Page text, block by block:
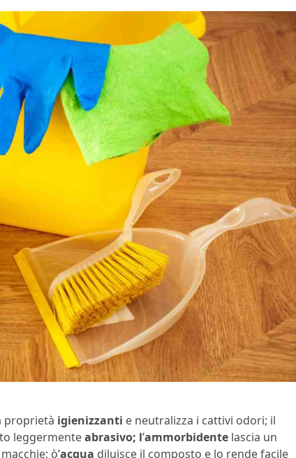
proprietà igienizzanti e neutralizza i cattivi odori; il
leggermenteabrasivo; l’ammorbidente lascia un
ò’acqua diluisce il composto e lo rende facile